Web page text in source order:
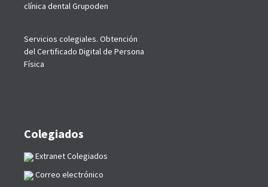
clínica dental Grupoden
Servicios colegiales. Obtención
del Certificado Digital de Persona
Física
Colegiados
Extranet Colegiados
Correo electrónico